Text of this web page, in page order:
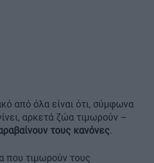
από όλα είναι ότι, σύμφωνα
αρκετά ζώα τιμωρούν –
τους κανόνες.
που τιμωρούν τους